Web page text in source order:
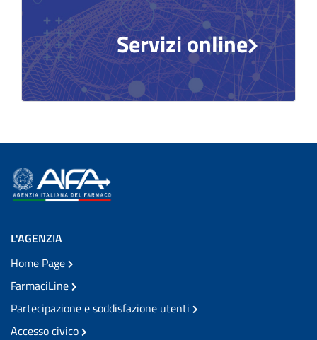
Servizi online
L'AGENZIA
Home Page
FarmaciLine
Partecipazione e soddisfazione utenti
Accesso civico